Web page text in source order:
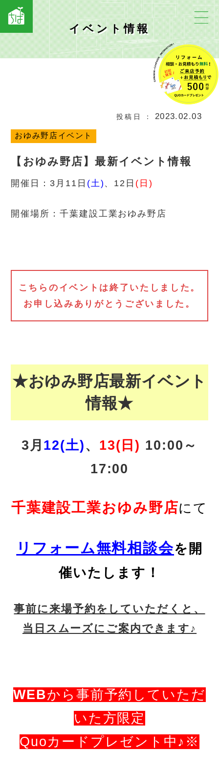
イベント情報
投稿日 2023.02.03
おゆみ野店イベント
【おゆみ野店】最新イベント情報
開催日：3月11日 (土) 、12日 (日)
開催場所：千葉建設工業おゆみ野店
こちらのイベントは終了いたしました。
お申し込みありがとうございました。
★おゆみ野店最新イベント
情報★
3月 12(土)、 13(日) 10:00～
17:00
千葉建設工業おゆみ野店にて
リフォーム無料相談会を開
催いたします！
事前に来場予約をしていただくと、
当日スムーズにご案内できます♪
WEBから事前予約していただ
いた方限定
Quoカードプレゼント中♪※